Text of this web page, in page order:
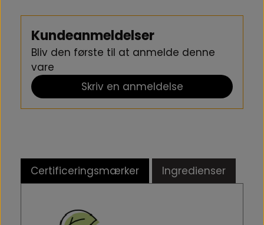
Kundeanmeldelser
Bliv den første til at anmelde denne
vare
Skriv en anmeldelse
Certificeringsmærker Ingredienser